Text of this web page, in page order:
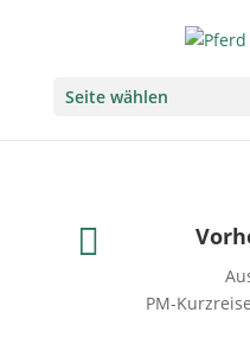
Seite wählen

PM-